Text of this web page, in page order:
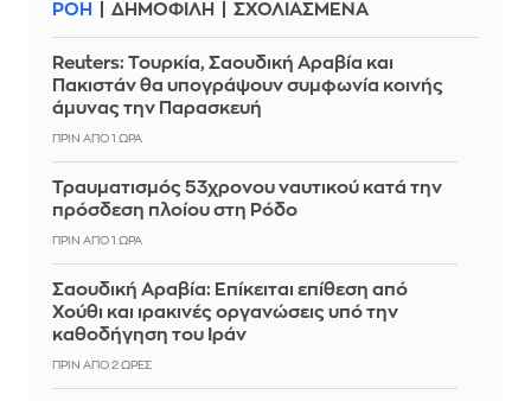
ΡΟΗ ΔΗΜΟΦΙΛΗ ΣΧΟΛΙΑΣΜΕΝΑ
Reuters: Τουρκία, Σαουδική Αραβία και
Πακιστάν θα υπογράψουν συμφωνία κοινής
άμυνας την Παρασκευή
ΠΡΙΝ ΑΠΌ 1 ΏΡΑ
Τραυματισμός 53χρονου ναυτικού κατά την
πρόσδεση πλοίου στη Ρόδο
ΠΡΙΝ ΑΠΌ 1 ΏΡΑ
Σαουδική Αραβία: Επίκειται επίθεση από
Χούθι και ιρακινές οργανώσεις υπό την
καθοδήγηση του Ιράν
ΠΡΙΝ ΑΠΌ 2 ΏΡΕΣ